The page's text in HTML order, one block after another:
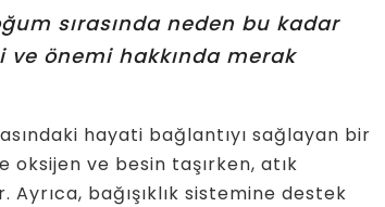
sırasında neden bu kadar
önemi hakkında merak
hayati bağlantıyı sağlayan bir
oksijen ve besin taşırken, atık
bağışıklık sistemine destek